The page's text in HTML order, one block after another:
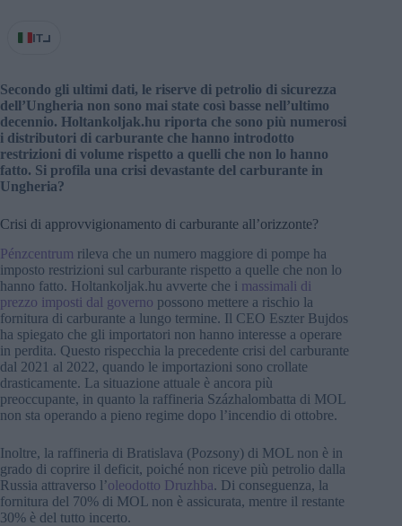
IT
Secondo gli ultimi dati, le riserve di petrolio di sicurezza
dell’Ungheria non sono mai state così basse nell’ultimo
decennio. Holtankoljak.hu riporta che sono più numerosi
i distributori di carburante che hanno introdotto
restrizioni di volume rispetto a quelli che non lo hanno
fatto. Si profila una crisi devastante del carburante in
Ungheria?
Crisi di approvvigionamento di carburante all’orizzonte?
Pénzcentrum rileva che un numero maggiore di pompe ha
imposto restrizioni sul carburante rispetto a quelle che non lo
hanno fatto. Holtankoljak.hu avverte che i massimali di
prezzo imposti dal governo possono mettere a rischio la
fornitura di carburante a lungo termine. Il CEO Eszter Bujdos
ha spiegato che gli importatori non hanno interesse a operare
in perdita. Questo rispecchia la precedente crisi del carburante
dal 2021 al 2022, quando le importazioni sono crollate
drasticamente. La situazione attuale è ancora più
preoccupante, in quanto la raffineria Százhalombatta di MOL
non sta operando a pieno regime dopo l’incendio di ottobre.
Inoltre, la raffineria di Bratislava (Pozsony) di MOL non è in
grado di coprire il deficit, poiché non riceve più petrolio dalla
Russia attraverso l’oleodotto Druzhba. Di conseguenza, la
fornitura del 70% di MOL non è assicurata, mentre il restante
30% è del tutto incerto.